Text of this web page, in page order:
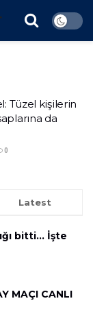
Tüzel kişilerin
da
0
Latest
bitti… İşte
MAÇI CANLI